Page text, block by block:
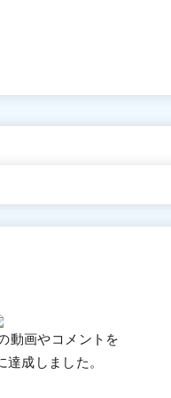
動画やコメントを
達成しました。